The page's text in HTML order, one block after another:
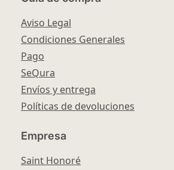
Aviso Legal
Condiciones Generales
Pago
SeQura
Envíos y entrega
Políticas de devoluciones
Empresa
Saint Honoré